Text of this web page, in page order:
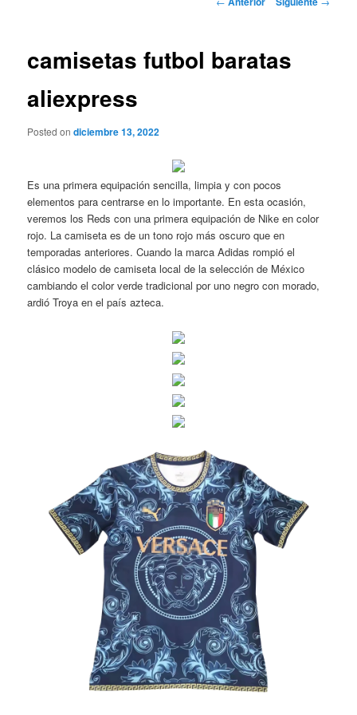
camisetas futbol baratas
aliexpress
Posted ondiciembre 13, 2022
Es una primera equipación sencilla, limpia y con pocos
elementos para centrarse en lo importante. En esta ocasión,
veremos los Reds con una primera equipación de Nike en color
rojo. La camiseta es de un tono rojo más oscuro que en
temporadas anteriores. Cuando la marca Adidas rompió el
clásico modelo de camiseta local de la selección de México
cambiando el color verde tradicional por uno negro con morado,
ardió Troya en el país azteca.